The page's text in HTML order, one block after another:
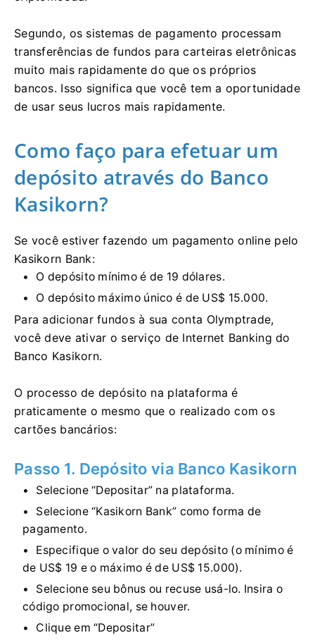
Segundo, os sistemas de pagamento processam
transferências de fundos para carteiras eletrônicas
muito mais rapidamente do que os próprios
bancos. Isso significa que você tem a oportunidade
de usar seus lucros mais rapidamente.
Como faço para efetuar um
depósito através do Banco
Kasikorn?
Se você estiver fazendo um pagamento online pelo
Kasikorn Bank:
O depósito mínimo é de 19 dólares.
O depósito máximo único é de US$ 15.000.
Para adicionar fundos à sua conta Olymptrade,
você deve ativar o serviço de Internet Banking do
Banco Kasikorn.
O processo de depósito na plataforma é
praticamente o mesmo que o realizado com os
cartões bancários:
Passo 1. Depósito via Banco Kasikorn
Selecione “Depositar” na plataforma.
Selecione “Kasikorn Bank” como forma de
pagamento.
Especifique o valor do seu depósito (o mínimo é
de US$ 19 e o máximo é de US$ 15.000).
Selecione seu bônus ou recuse usá-lo. Insira o
código promocional, se houver.
Clique em “Depositar”